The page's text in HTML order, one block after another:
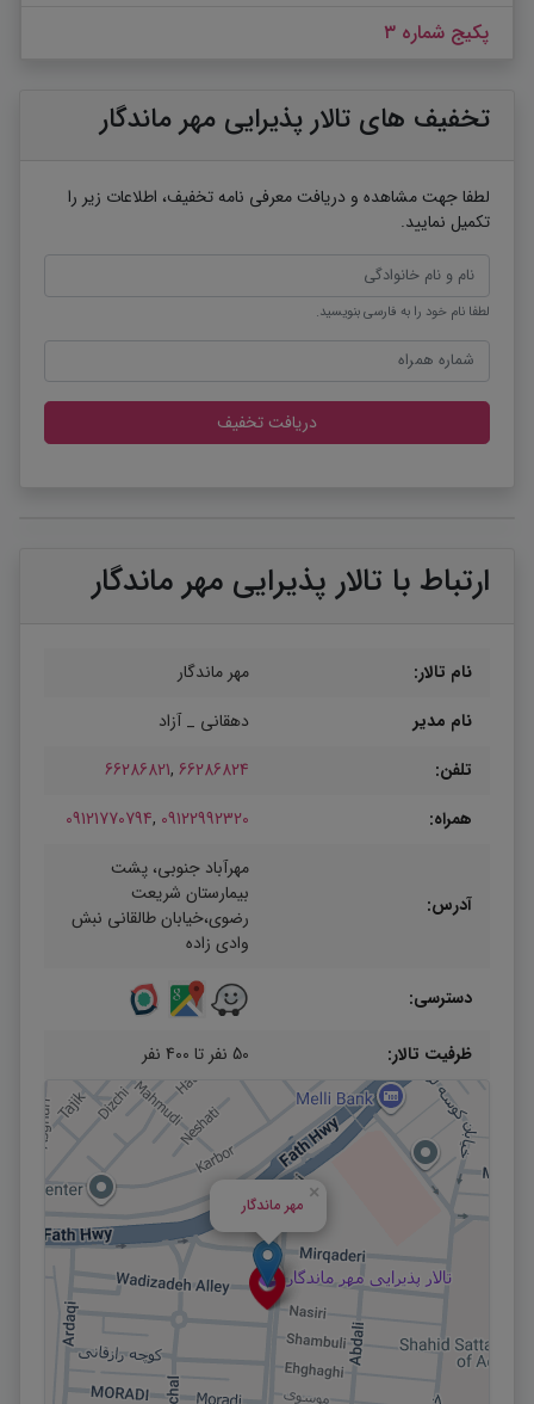
پکیج شماره ۳
تخفیف های تالار پذیرایی مهر ماندگار
لطفا جهت مشاهده و دریافت معرفی نامه تخفیف، اطلاعات زیر را
تکمیل نمایید.
لطفا نام خود را به فارسی بنویسید.
دریافت تخفیف
ارتباط با تالار پذیرایی مهر ماندگار
نام تالار:
مهر ماندگار
نام مدیر
دهقانی _ آزاد
تلفن:
66286824
,
66286821
همراه:
09122992320
,
09121770794
آدرس:
مهرآباد جنوبی، پشت
بیمارستان شریعت
رضوی،خیابان طالقانی نبش
وادی زاده
دسترسی:
ظرفیت تالار: 50 نفر تا 400 نفر
مهر ماندگار
×